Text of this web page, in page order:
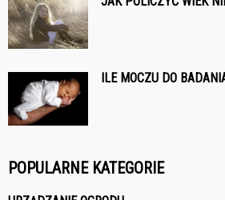
ILE MOCZU DO
POPULARNE KATEGORIE